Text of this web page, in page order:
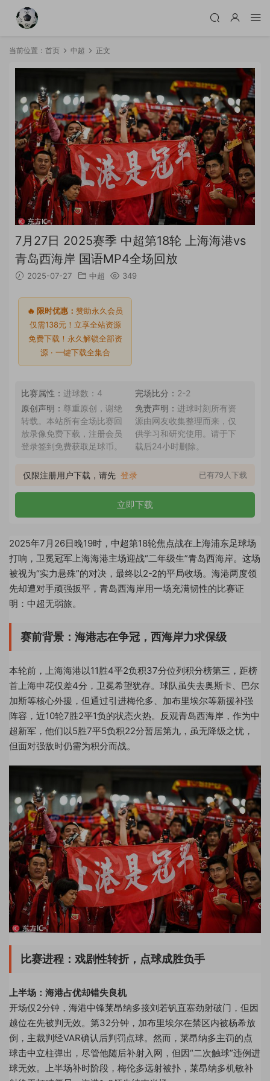
当前位置： 首页 中超 正文
7月27日 2025赛季 中超第18轮 上海海港vs
青岛西海岸 国语MP4全场回放
2025-07-27 中超 349
🔥 限时优惠： 赞助永久会员
仅需138元！立享全站资源
免费下载！永久解锁全部资
源 · 一键下载全集合
比赛属性： 进球数：4 完场比分： 2-2
原创声明： 尊重原创，谢绝
转载。本站所有全场比赛回
放录像免费下载，注册会员
登录签到免费获取足球币。
免责声明： 进球时刻所有资
源由网友收集整理而来，仅
供学习和研究使用。请于下
载后24小时删除。
仅限注册用户下载，请先 登录 已有79人下载
立即下载
2025年7月26日晚19时，中超第18轮焦点战在上海浦东足球场
打响，卫冕冠军上海海港主场迎战“二年级生”青岛西海岸。这场
被视为“实力悬殊”的对决，最终以2-2的平局收场。海港两度领
先却遭对手顽强扳平，青岛西海岸用一场充满韧性的比赛证
明：中超无弱旅。
赛前背景：海港志在争冠，西海岸力求保级
本轮前，上海海港以11胜4平2负积37分位列积分榜第三，距榜
首上海申花仅差4分，卫冕希望犹存。球队虽失去奥斯卡、巴尔
加斯等核心外援，但通过引进梅伦多、加布里埃尔等新援补强
阵容，近10轮7胜2平1负的状态火热。反观青岛西海岸，作为中
超新军，他们以5胜7平5负积22分暂居第九，虽无降级之忧，
但面对强敌时仍需为积分而战。
比赛进程：戏剧性转折，点球成胜负手
上半场：海港占优却错失良机
开场仅2分钟，海港中锋莱昂纳多接刘若钒直塞劲射破门，但因
越位在先被判无效。第32分钟，加布里埃尔在禁区内被杨希放
倒，主裁判经VAR确认后判罚点球。然而，莱昂纳多主罚的点
球击中立柱弹出，尽管他随后补射入网，但因“二次触球”违例进
球无效。上半场补时阶段，梅伦多远射被扑，莱昂纳多机敏补